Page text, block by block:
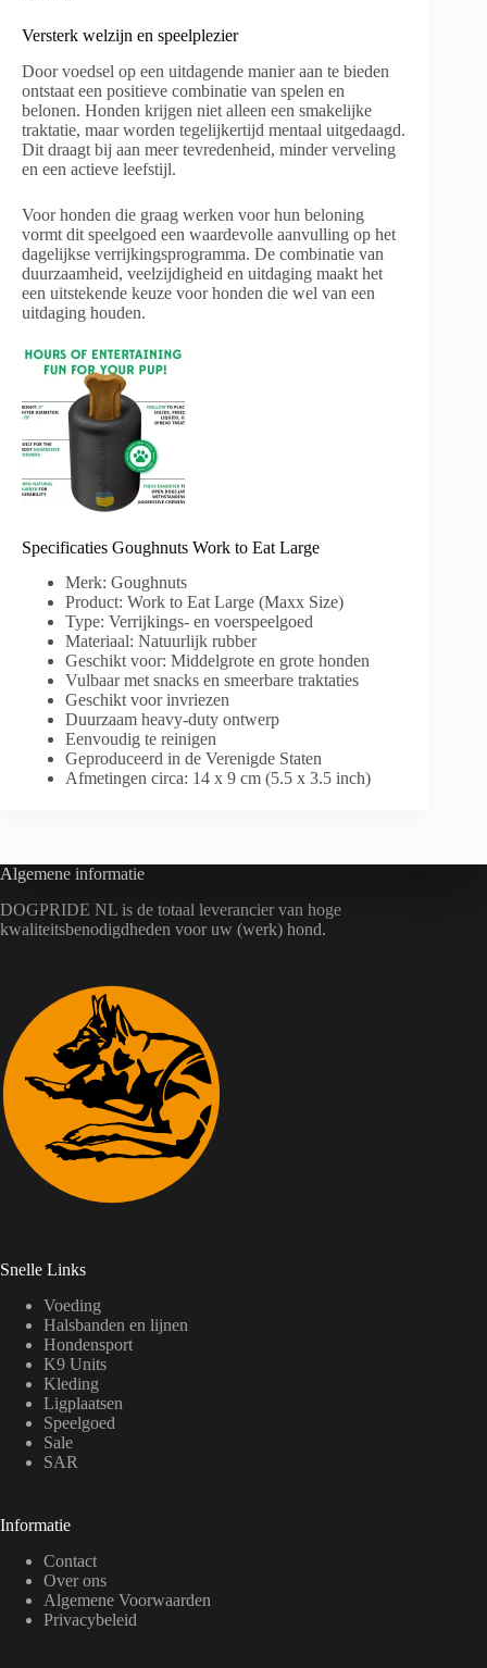
Versterk welzijn en speelplezier
Door voedsel op een uitdagende manier aan te bieden
ontstaat een positieve combinatie van spelen en
belonen. Honden krijgen niet alleen een smakelijke
traktatie, maar worden tegelijkertijd mentaal uitgedaagd.
Dit draagt bij aan meer tevredenheid, minder verveling
en een actieve leefstijl.
Voor honden die graag werken voor hun beloning
vormt dit speelgoed een waardevolle aanvulling op het
dagelijkse verrijkingsprogramma. De combinatie van
duurzaamheid, veelzijdigheid en uitdaging maakt het
een uitstekende keuze voor honden die wel van een
uitdaging houden.
Specificaties Goughnuts Work to Eat Large
Merk: Goughnuts
Product: Work to Eat Large (Maxx Size)
Type: Verrijkings- en voerspeelgoed
Materiaal: Natuurlijk rubber
Geschikt voor: Middelgrote en grote honden
Vulbaar met snacks en smeerbare traktaties
Geschikt voor invriezen
Duurzaam heavy-duty ontwerp
Eenvoudig te reinigen
Geproduceerd in de Verenigde Staten
Afmetingen circa: 14 x 9 cm (5.5 x 3.5 inch)
Algemene informatie
DOGPRIDE NL is de totaal leverancier van hoge
kwaliteitsbenodigdheden voor uw (werk) hond.
Snelle Links
Voeding
Halsbanden en lijnen
Hondensport
K9 Units
Kleding
Ligplaatsen
Speelgoed
Sale
SAR
Informatie
Contact
Over ons
Algemene Voorwaarden
Privacybeleid